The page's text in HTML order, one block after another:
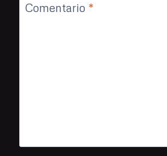
Comentario *